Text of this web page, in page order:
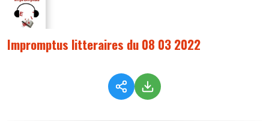
Impromptus litteraires du 08 03 2022